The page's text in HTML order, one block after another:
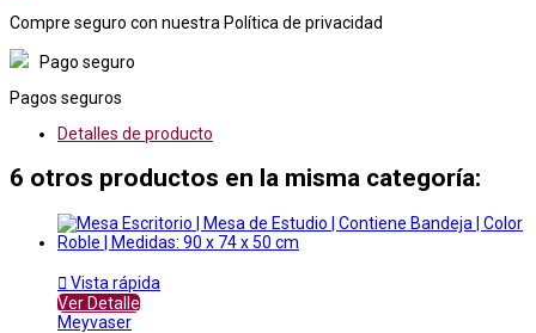
Compre seguro con nuestra Política de privacidad
Pago seguro
Pagos seguros
Detalles de producto
6 otros productos en la misma categoría:
 Vista rápida
Ver Detalle
Meyvaser